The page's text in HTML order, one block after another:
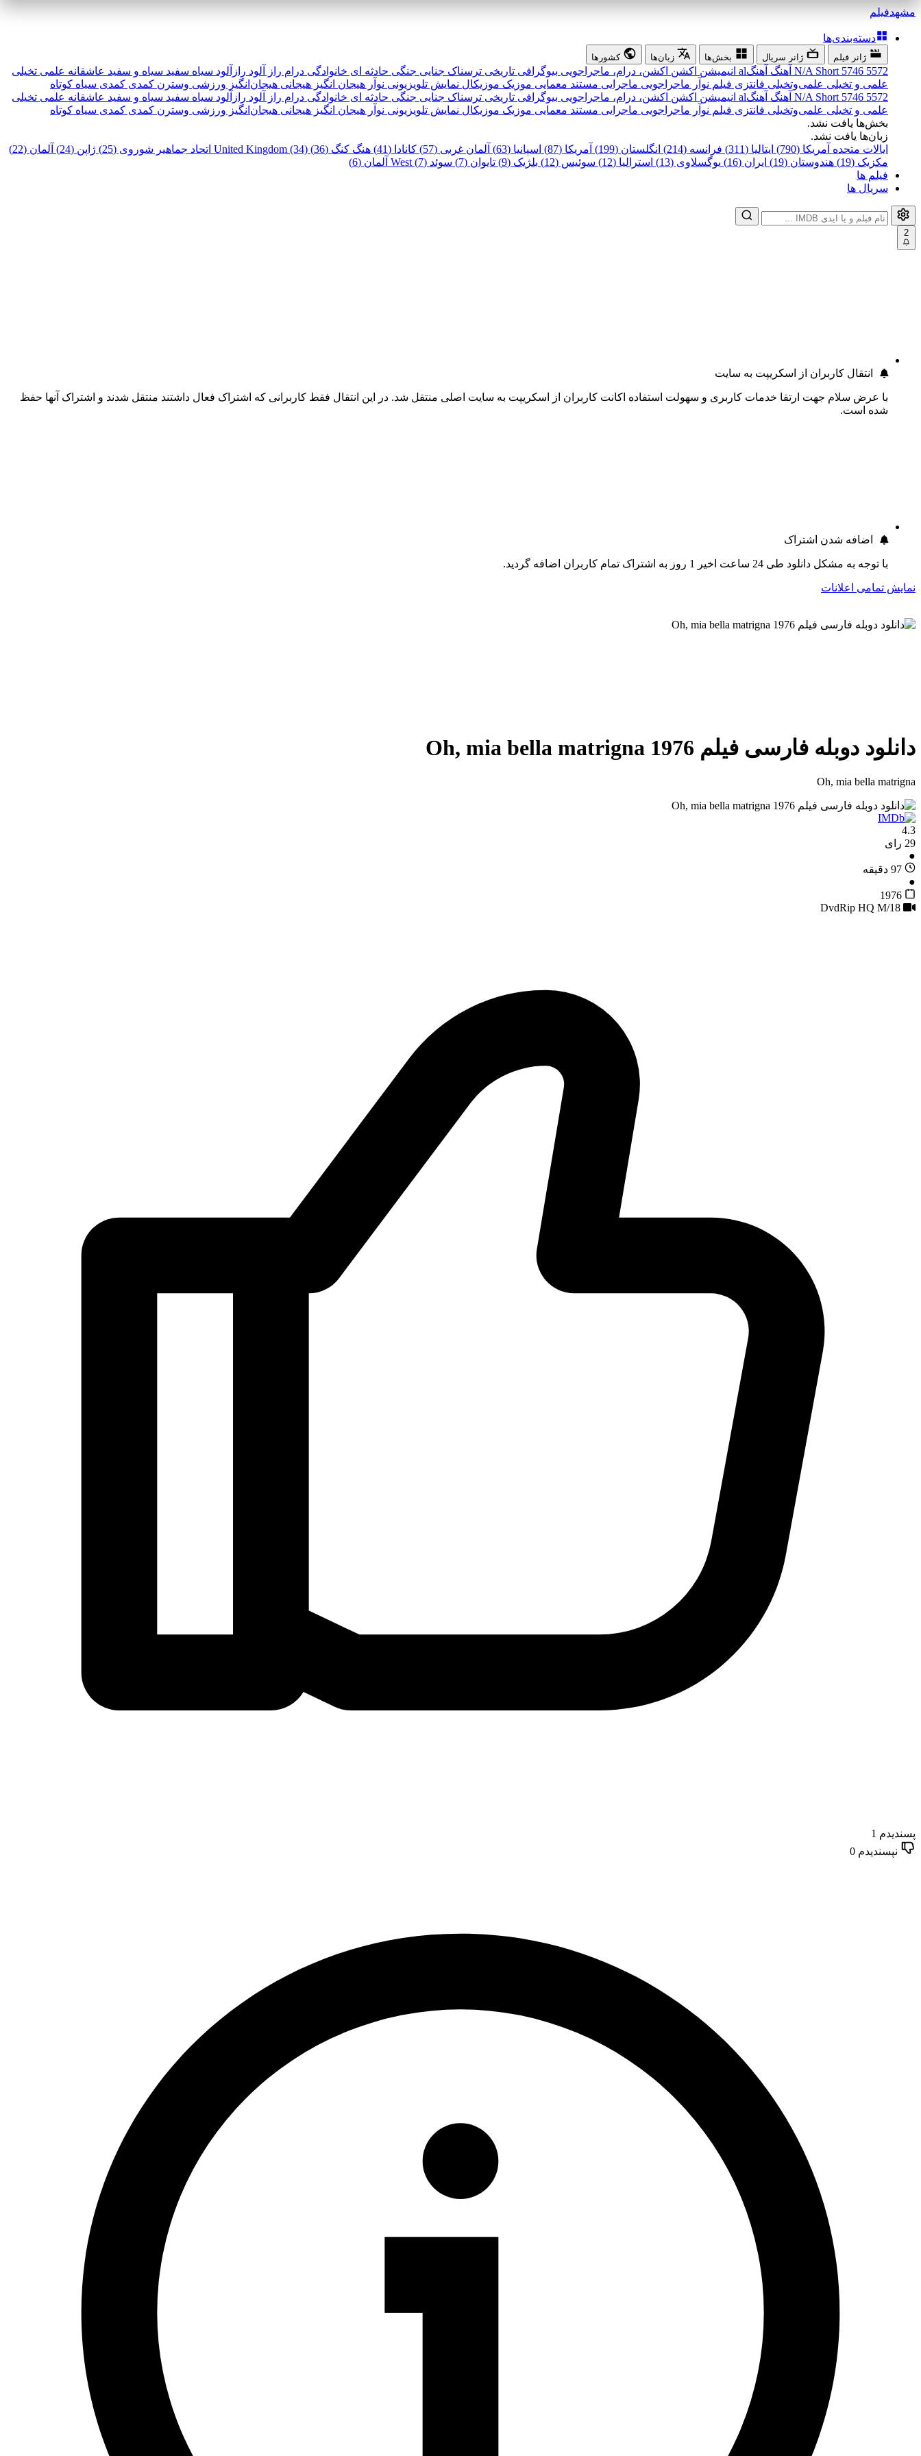
مشهدفیلم
دسته‌بندی‌ها
ژانر فیلم ژانر سریال بخش‌ها زبان‌ها کشورها
5572
5746
N/A Short آهنگ آهنگal انیمیشن اکشن اکشن، درام، ماجراجویی بیوگرافی تاریخی ترسناک جنایی جنگی حادثه ای خانوادگی درام راز آلود رازآلود سیاه سفید سیاه و سفید عاشقانه علمی تخیلی
علمی و تخیلی علمی‌و‌تخیلی فانتزی فیلم نوآر ماجراجویی ماجرایی مستند معمایی موزیک موزیکال نمایش تلویزیونی نوآر هیجان انگیز هیجانی هیجان‌انگیز ورزشی وسترن کمدی کمدی سیاه کوتاه
5572
5746
N/A Short آهنگ آهنگal انیمیشن اکشن اکشن، درام، ماجراجویی بیوگرافی تاریخی ترسناک جنایی جنگی حادثه ای خانوادگی درام راز آلود رازآلود سیاه سفید سیاه و سفید عاشقانه علمی تخیلی
علمی و تخیلی علمی‌و‌تخیلی فانتزی فیلم نوآر ماجراجویی ماجرایی مستند معمایی موزیک موزیکال نمایش تلویزیونی نوآر هیجان انگیز هیجانی هیجان‌انگیز ورزشی وسترن کمدی کمدی سیاه کوتاه
بخش‌ها یافت نشد.
زبان‌ها یافت نشد.
ایالات متحده آمریکا (790)
ایتالیا (311) فرانسه (214) انگلستان (199) آمریکا (87) اسپانیا (63) آلمان غربی (57) کانادا (41) هنگ کنگ (36) United Kingdom (34) اتحاد جماهیر شوروی (25) ژاپن (24)
آلمان (22)
مکزیک (19)
هندوستان (19) ایران (16) یوگسلاوی (13) استرالیا (12) سوئیس (12) بلژیک (9) تایوان (7) سوئد (7)
West آلمان (6)
فیلم ها
سریال ها
2
انتقال کاربران از اسکریپت به سایت
با عرض سلام جهت ارتقا خدمات کاربری و سهولت استفاده اکانت کاربران از اسکریپت به سایت اصلی منتقل شد. در این انتقال فقط کاربرانی که اشتراک فعال داشتند منتقل شدند و اشتراک آنها حفظ
شده است.
اضافه شدن اشتراک
با توجه به مشکل دانلود طی 24 ساعت اخیر 1 روز به اشتراک تمام کاربران اضافه گردید.
نمایش تمامی اعلانات
دانلود دوبله فارسی فیلم Oh, mia bella matrigna 1976
Oh, mia bella matrigna
4.3
29 رای
●
97 دقیقه
●
1976
M/18
پسندیدم 1
نپسندیدم 0